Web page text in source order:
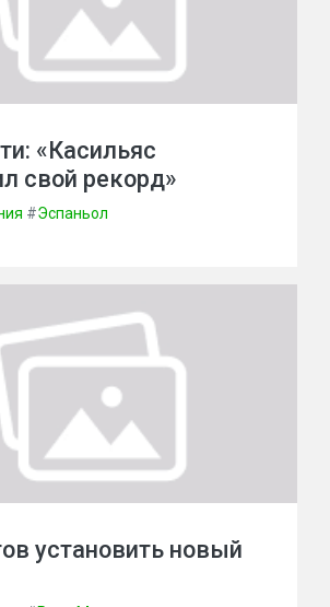
«Касильяс
свой рекорд»
#Эспаньол
установить новый